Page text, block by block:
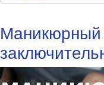
Маникюрный